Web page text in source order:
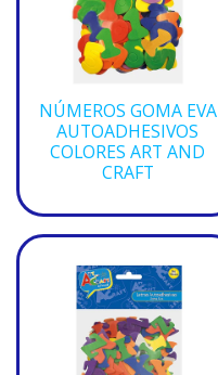
NÚMEROS GOMA EVA
AUTOADHESIVOS
COLORES ART AND
CRAFT